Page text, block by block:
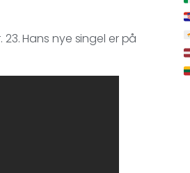
Hans nye singel er på